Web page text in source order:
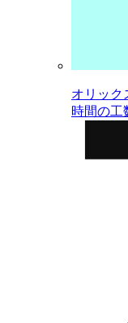
オリック
時間の工